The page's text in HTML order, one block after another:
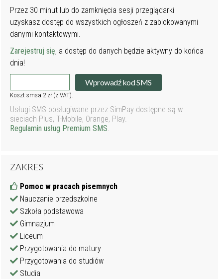
Przez 30 minut lub do zamknięcia sesji przeglądarki
uzyskasz dostęp do wszystkich ogłoszeń z zablokowanymi
danymi kontaktowymi.
Zarejestruj się, a dostęp do danych będzie aktywny do końca
dnia!
Wprowadź kod SMS
Koszt smsa 2 zł (z VAT).
Usługi SMS obsługiwane przez SimPay dostępne są w
sieciach Plus, T-Mobile, Orange, Play.
Regulamin usług Premium SMS.
ZAKRES
Pomoc w pracach pisemnych
Nauczanie przedszkolne
Szkoła podstawowa
Gimnazjum
Liceum
Przygotowania do matury
Przygotowania do studiów
Studia